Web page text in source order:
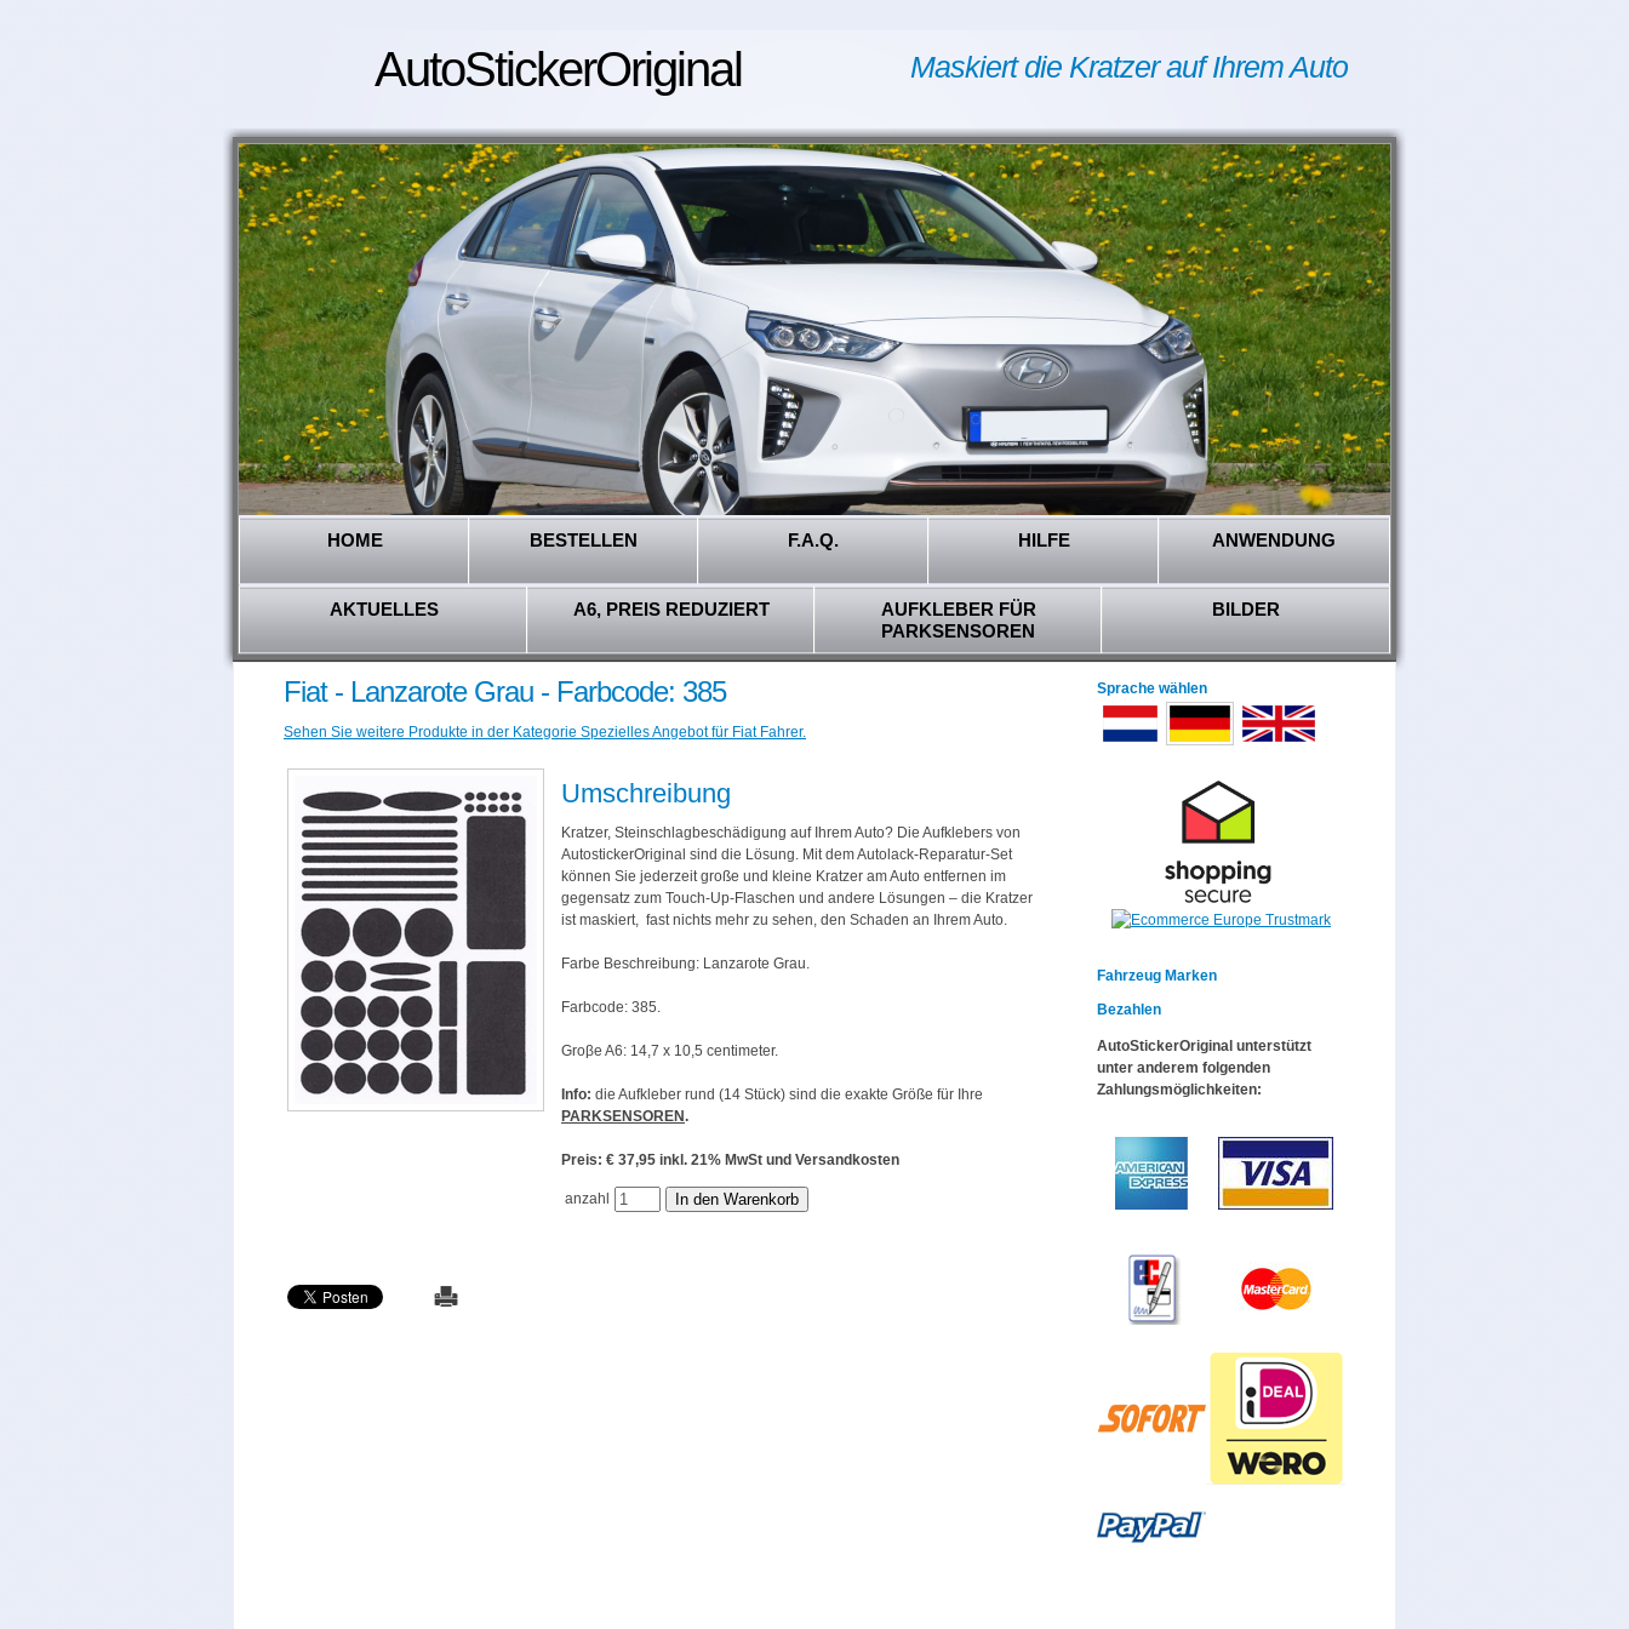
AutoStickerOriginal Maskiert die Kratzer auf Ihrem Auto
HOME BESTELLEN F.A.Q. HILFE ANWENDUNG
AKTUELLES A6, PREIS REDUZIERT
AUFKLEBER FÜR
PARKSENSOREN
BILDER
Fiat - Lanzarote Grau - Farbcode: 385
Sehen Sie weitere Produkte in der Kategorie Spezielles Angebot für Fiat Fahrer.
Umschreibung
Kratzer, Steinschlagbeschädigung auf Ihrem Auto? Die Aufklebers von
AutostickerOriginal sind die Lösung. Mit dem Autolack-Reparatur-Set
können Sie jederzeit große und kleine Kratzer am Auto entfernen im
gegensatz zum Touch-Up-Flaschen und andere Lösungen – die Kratzer
ist maskiert, fast nichts mehr zu sehen, den Schaden an Ihrem Auto.
Farbe Beschreibung: Lanzarote Grau.
Farbcode: 385.
Groβe A6: 14,7 x 10,5 centimeter.
Info: die Aufkleber rund (14 Stück) sind die exakte Größe für Ihre
PARKSENSOREN.
Preis: € 37,95 inkl. 21% MwSt und Versandkosten
anzahl
Sprache wählen
Fahrzeug Marken
Bezahlen
AutoStickerOriginal unterstützt
unter anderem folgenden
Zahlungsmöglichkeiten: